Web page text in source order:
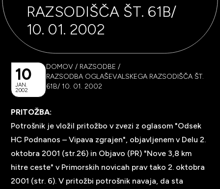
RAZSODIŠČA ŠT. 61B/
10. 01. 2002
10
JAN.
2002
DOMOV / RAZSODBE /
RAZSODBA OGLAŠEVALSKEGA RAZSODIŠČA ŠT.
61B/ 10. 01. 2002
PRITOŽBA:
Potrošnik je vložil pritožbo v zvezi z oglasom "Odsek
HC Podnanos – Vipava zgrajen", objavljenem v Delu 2.
oktobra 2001 (str.26) in Objavo (PR) "Nove 3,8 km
hitre ceste" v Primorskih novicah prav tako 2. oktobra
2001 (str. 6). V pritožbi potrošnik navaja, da sta